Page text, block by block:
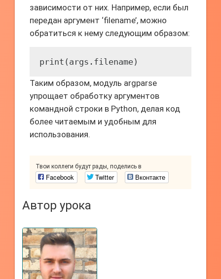
зависимости от них. Например, если был
передан аргумент ‘filename’, можно
обратиться к нему следующим образом:
print(args.filename)
Таким образом, модуль argparse
упрощает обработку аргументов
командной строки в Python, делая код
более читаемым и удобным для
использования.
Твои коллеги будут рады, поделись в
Facebook Twitter Вконтакте
Автор урока